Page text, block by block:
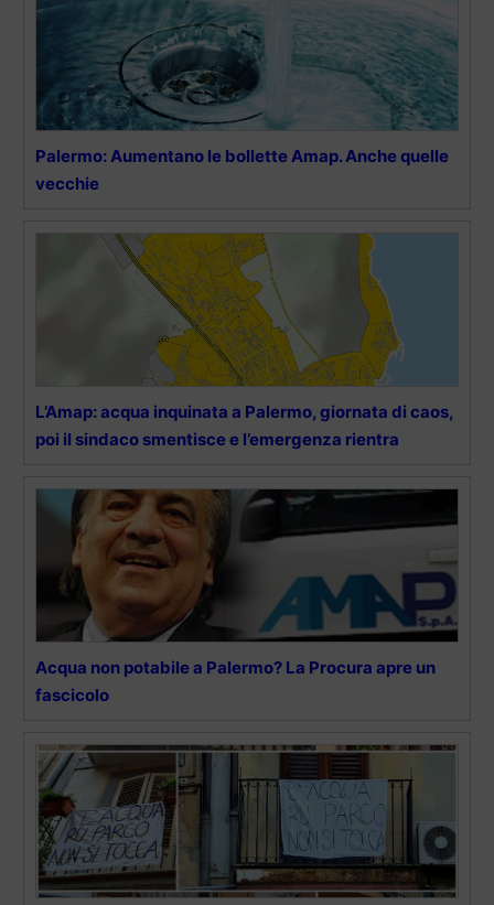
Palermo: Aumentano le bollette Amap. Anche quelle
vecchie
L’Amap: acqua inquinata a Palermo, giornata di caos,
poi il sindaco smentisce e l’emergenza rientra
Acqua non potabile a Palermo? La Procura apre un
fascicolo